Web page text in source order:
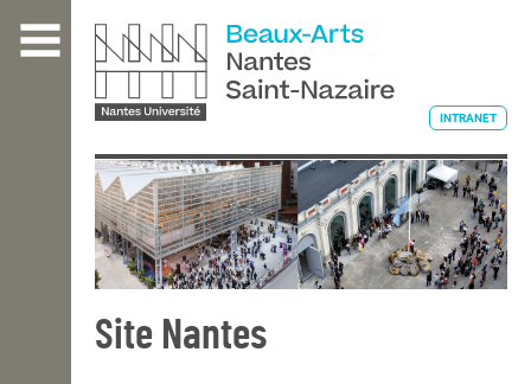
contenu
L'ÉCOLE
ENSEIGNEMENT
INTRANET
Site Nantes